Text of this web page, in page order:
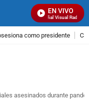
EN VIVO
Señal Visual Radio
como presidente
asesinados durante